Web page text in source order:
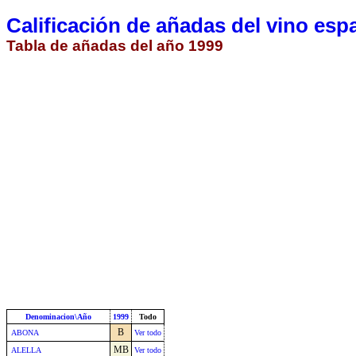
Calificación de añadas del vino
Tabla de añadas del año 1999
Denominacion\Año 1999
Todo
ABONA
B
Ver todo
ALELLA
MB Ver todo